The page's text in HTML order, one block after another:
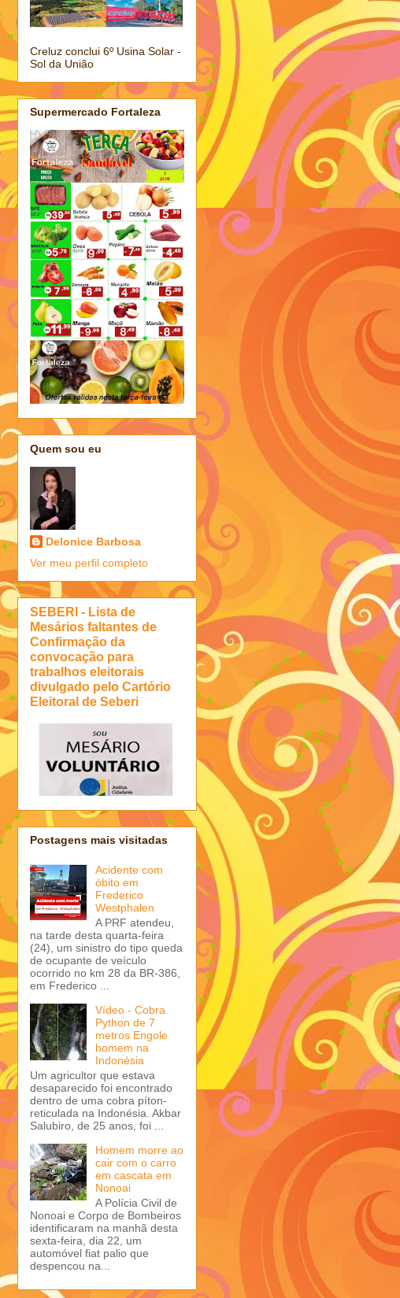
Creluz conclui 6º Usina Solar -
Sol da União
Supermercado Fortaleza
Quem sou eu
Delonice Barbosa
Ver meu perfil completo
SEBERI - Lista de
Mesários faltantes de
Confirmação da
convocação para
trabalhos eleitorais
divulgado pelo Cartório
Eleitoral de Seberi
Postagens mais visitadas
Acidente com
óbito em
Frederico
Westphalen
A PRF atendeu,
na tarde desta quarta-feira
(24), um sinistro do tipo queda
de ocupante de veículo
ocorrido no km 28 da BR-386,
em Frederico ...
Vídeo - Cobra
Python de 7
metros Engole
homem na
Indonésia
Um agricultor que estava
desaparecido foi encontrado
dentro de uma cobra píton-
reticulada na Indonésia. Akbar
Salubiro, de 25 anos, foi ...
Homem morre ao
cair com o carro
em cascata em
Nonoai
A Polícia Civil de
Nonoai e Corpo de Bombeiros
identificaram na manhã desta
sexta-feira, dia 22, um
automóvel fiat palio que
despencou na...